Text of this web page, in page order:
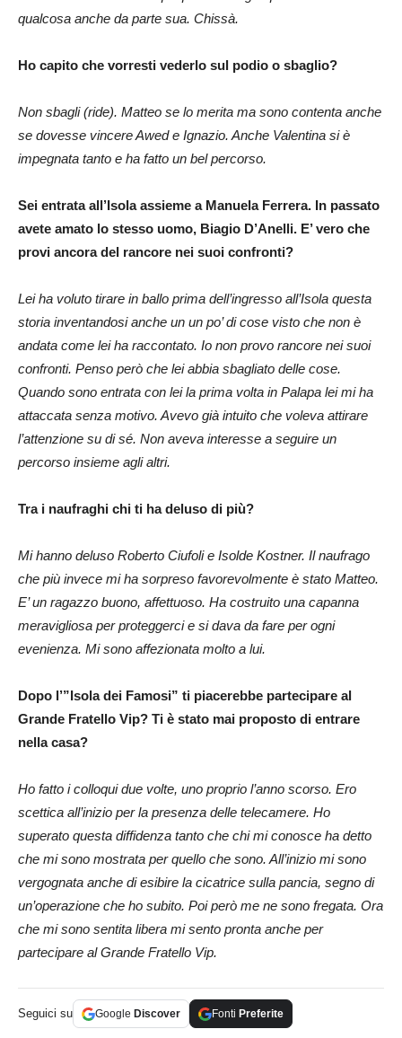
qualcosa anche da parte sua. Chissà.
Ho capito che vorresti vederlo sul podio o sbaglio?
Non sbagli (ride). Matteo se lo merita ma sono contenta anche
se dovesse vincere Awed e Ignazio. Anche Valentina si è
impegnata tanto e ha fatto un bel percorso.
Sei entrata all’Isola assieme a Manuela Ferrera. In passato
avete amato lo stesso uomo, Biagio D’Anelli. E’ vero che
provi ancora del rancore nei suoi confronti?
Lei ha voluto tirare in ballo prima dell’ingresso all’Isola questa
storia inventandosi anche un un po’ di cose visto che non è
andata come lei ha raccontato. Io non provo rancore nei suoi
confronti. Penso però che lei abbia sbagliato delle cose.
Quando sono entrata con lei la prima volta in Palapa lei mi ha
attaccata senza motivo. Avevo già intuito che voleva attirare
l’attenzione su di sé. Non aveva interesse a seguire un
percorso insieme agli altri.
Tra i naufraghi chi ti ha deluso di più?
Mi hanno deluso Roberto Ciufoli e Isolde Kostner. Il naufrago
che più invece mi ha sorpreso favorevolmente è stato Matteo.
E’ un ragazzo buono, affettuoso. Ha costruito una capanna
meravigliosa per proteggerci e si dava da fare per ogni
evenienza. Mi sono affezionata molto a lui.
Dopo l’”Isola dei Famosi” ti piacerebbe partecipare al
Grande Fratello Vip? Ti è stato mai proposto di entrare
nella casa?
Ho fatto i colloqui due volte, uno proprio l’anno scorso. Ero
scettica all’inizio per la presenza delle telecamere. Ho
superato questa diffidenza tanto che chi mi conosce ha detto
che mi sono mostrata per quello che sono. All’inizio mi sono
vergognata anche di esibire la cicatrice sulla pancia, segno di
un’operazione che ho subito. Poi però me ne sono fregata. Ora
che mi sono sentita libera mi sento pronta anche per
partecipare al Grande Fratello Vip.
Seguici su Google Discover Fonti Preferite